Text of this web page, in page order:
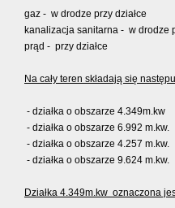
gaz - w drodze przy działce
kanalizacja sanitarna - w drodze
prąd - przy działce
Na cały teren składają się
- działka o obszarze 4.349m.kw
- działka o obszarze 6.992 m.kw.
- działka o obszarze 4.257 m.kw.
- działka o obszarze 9.624 m.kw.
Działka 4.349m.kw oznaczona